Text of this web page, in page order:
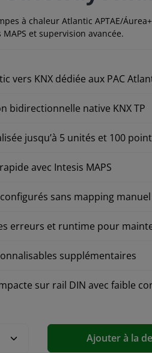
à chaleur Atlantic APTAE/
et supervision avancée.
vers KNX dédiée aux PAC
bidirectionnelle native KNX TP
jusqu’à 5 unités et 100
avec Intesis MAPS
sans mapping manuel
erreurs et runtime pour
supplémentaires
sur rail DIN avec faible
Ajouter à la